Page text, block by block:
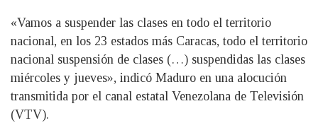
«Vamos a suspender las clases en todo el territorio
nacional, en los 23 estados más Caracas, todo el territorio
nacional suspensión de clases (…) suspendidas las clases
miércoles y jueves», indicó Maduro en una alocución
transmitida por el canal estatal Venezolana de Televisión
(VTV).